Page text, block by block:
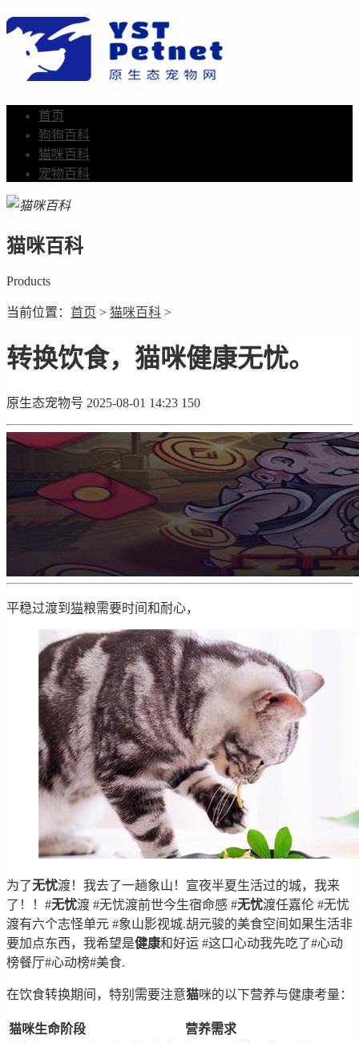
首页
狗狗百科
猫咪百科
宠物百科
猫咪百科
Products
当前位置： 首页 > 猫咪百科 >
转换饮食，猫咪健康无忧。
原生态宠物号 2025-08-01 14:23 150
平稳过渡到 猫粮需要时间和耐心，
为了无忧渡！我去了一趟象山！宣夜半夏生活过的城，我来
了！！#无忧渡 #无忧渡前世今生宿命感 #无忧渡任嘉伦 #无忧
渡有六个志怪单元 #象山影视城.胡元骏的美食空间如果生活非
要加点东西，我希望是健康和好运 #这口心动我先吃了#心动
榜餐厅#心动榜#美食.
在饮食转换期间，特别需要注意猫咪的以下营养与健康考量：
猫咪生命阶段
营养需求